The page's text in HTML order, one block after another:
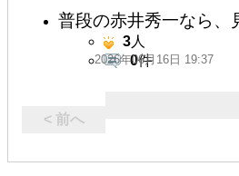
普段の赤井秀一なら、
2026年06月16日 19:37
3人
0件
< 前へ